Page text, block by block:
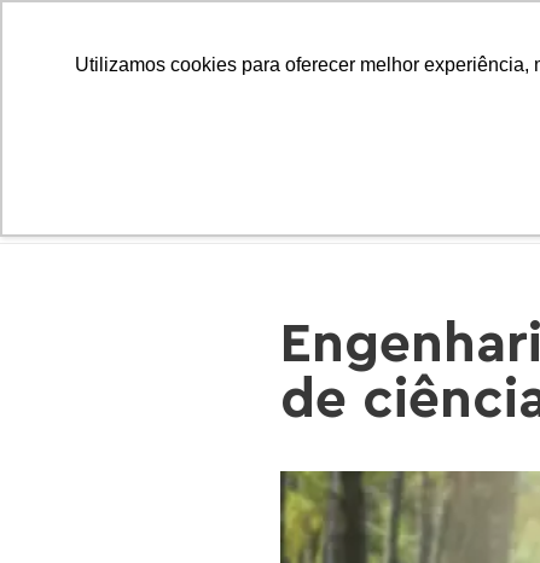
Utilizamos cookies para oferecer melhor
de